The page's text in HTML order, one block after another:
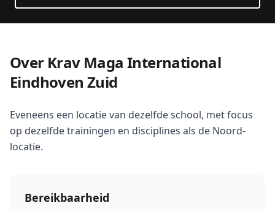
Over Krav Maga International
Eindhoven Zuid
Eveneens een locatie van dezelfde school, met focus
op dezelfde trainingen en disciplines als de Noord-
locatie.
Bereikbaarheid